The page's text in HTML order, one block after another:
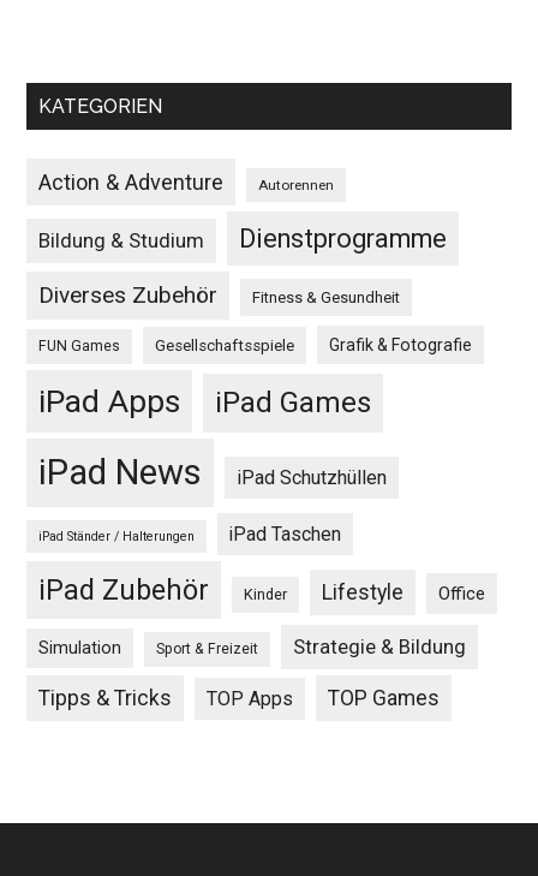
KATEGORIEN
Action & Adventure Autorennen
Bildung & Studium Dienstprogramme
Diverses Zubehör Fitness & Gesundheit
FUN Games Gesellschaftsspiele Grafik & Fotografie
iPad Apps iPad Games
iPad News iPad Schutzhüllen
iPad Ständer / Halterungen iPad Taschen
iPad Zubehör Kinder Lifestyle Office
Simulation Sport & Freizeit Strategie & Bildung
Tipps & Tricks TOP Apps TOP Games